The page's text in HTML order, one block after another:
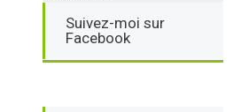
Suivez-moi sur
Facebook